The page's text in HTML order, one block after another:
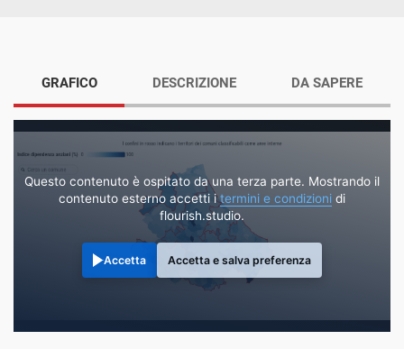
GRAFICO
Questo contenuto è ospitato da una terza parte. Mostrando il
contenuto esterno accetti itermini e condizioni di
flourish.studio.
Accetta Accetta e salva preferenza
DESCRIZIONE DA SAPERE